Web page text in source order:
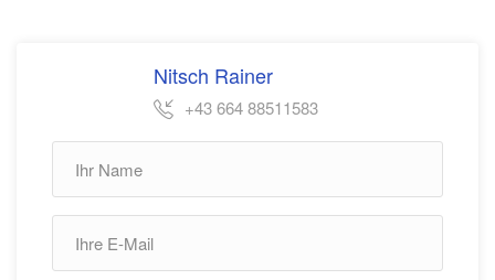
Nitsch Rainer
+43 664 88511583